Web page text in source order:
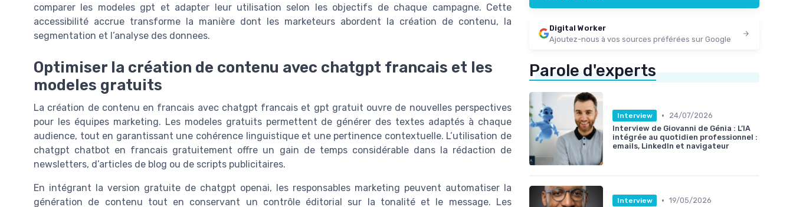
comparer les modeles gpt et adapter leur utilisation selon les objectifs de chaque campagne. Cette
accessibilité accrue transforme la manière dont les marketeurs abordent la création de contenu, la
segmentation et l’analyse des donnees.
Optimiser la création de contenu avec chatgpt francais et les
modeles gratuits
La création de contenu en francais avec chatgpt francais et gpt gratuit ouvre de nouvelles perspectives
pour les équipes marketing. Les modeles gratuits permettent de générer des textes adaptés à chaque
audience, tout en garantissant une cohérence linguistique et une pertinence contextuelle. L’utilisation de
chatgpt chatbot en francais gratuitement offre un gain de temps considérable dans la rédaction de
newsletters, d’articles de blog ou de scripts publicitaires.
En intégrant la version gratuite de chatgpt openai, les responsables marketing peuvent automatiser la
génération de contenu tout en conservant un contrôle éditorial sur la tonalité et le message. Les
Digital Worker
Ajoutez-nous à vos sources préférées sur Google
Parole d'experts
Interview •
24/07/2026
Interview de Giovanni de Génia : L’IA
intégrée au quotidien professionnel :
emails, LinkedIn et navigateur
Interview • 19/05/2026